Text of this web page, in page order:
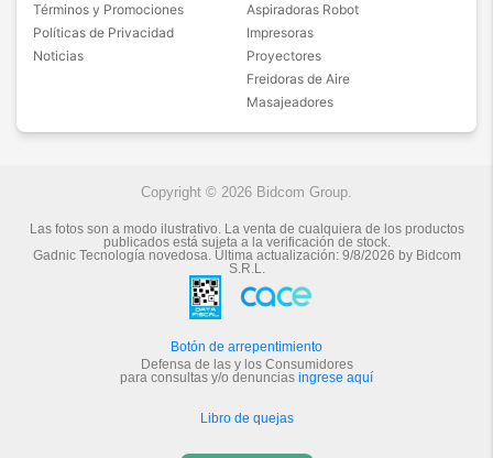
Términos y Promociones
Políticas de Privacidad
Noticias
Aspiradoras Robot
Impresoras
Proyectores
Freidoras de Aire
Masajeadores
Copyright © 2026 Bidcom Group.
Las fotos son a modo ilustrativo. La venta de cualquiera de los productos
publicados está sujeta a la verificación de stock.
Gadnic Tecnología novedosa.Última actualización: 9/8/2026 by Bidcom
S.R.L.
Botón de arrepentimiento
Defensa de las y los Consumidores
para consultas y/o denuncias ingrese aquí
Libro de quejas